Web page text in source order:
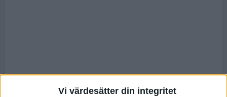
Vi värdesätter din integritet